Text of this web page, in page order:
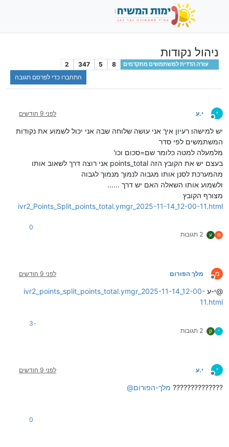
ניהול נקודות
עזרה הדדית למשתמשים מתקדמים 8
5
347
2
התחברו כדי לפרסם תגובה
י
מנותק
י.ע לפני 9 חודשים
יש למישהו רעיון איך אני עושה שלוחה שבה אני יכול לשמוע את נקודות
המשתמשים לפי סדר
מלמעלה למטה כלומר שם=סכום וכו'
בעצם יש את הקובץ הזה points_total אני רוצה דרך לשאוב אותו
מהמערכת לסנן אותו מגבוה לנמוך מנמוך לגבוה
ולשמוע אותו השאלה האם יש דרך ......
מצורף הקובץ
ivr2_Points_Split_points_total.ymgr_2025-11-14_12-00-11.html
מ ע 2 תגובות
0
מ
מנותק
מלך הפורום לפני 9 חודשים
@י-ע ivr2_points_split_points_total.ymgr_2025-11-14_12-00-
11.html
י ק 2 תגובות
-3
י
מנותק
י.ע לפני 9 חודשים
@מלך-הפורום ??????????????
0